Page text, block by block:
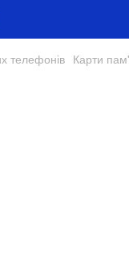
телефонів Карти